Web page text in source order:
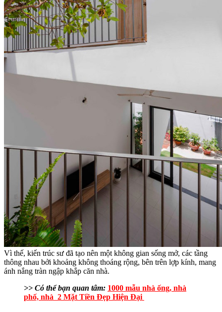
Vì thế, kiến trúc sư đã tạo nên một không gian sống mở, các tầng
thông nhau bởi khoảng không thoáng rộng, bên trên lợp kính, mang
ánh nắng tràn ngập khắp căn nhà.
>> Có thể bạn quan tâm: 1000 mẫu nhà ống, nhà
phố, nhà 2 Mặt Tiền Đẹp Hiện Đại